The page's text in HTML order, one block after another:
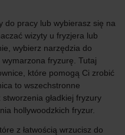
do pracy lub wybierasz się na
wizyty u fryzjera lub
wybierz narzędzia do
fryzurę. Tutaj
które pomogą Ci zrobić
to wszechstronne
gładkiej fryzury
hollywoodzkich fryzur.
z łatwością wrzucisz do